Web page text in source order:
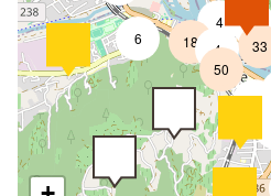
6
4
4
18
7
2
50
33